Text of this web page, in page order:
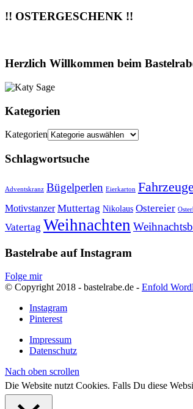
!! OSTERGESCHENK !!
Herzlich Willkommen beim
Kategorien
Kategorien
Schlagwortsuche
Adventskranz Bügelperlen Eierkarton Fahrzeuge
Motivstanzer Muttertag Nikolaus Ostereier
Vatertag Weihnachten
Bastelrabe auf Instagram
Folge mir
© Copyright 2018 - bastelrabe.de - Enfold
Instagram
Pinterest
Impressum
Datenschutz
Nach oben scrollen
Die Website nutzt Cookies. Falls Du diese